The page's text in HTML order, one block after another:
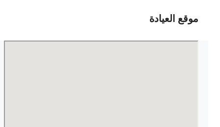
موقع العيادة